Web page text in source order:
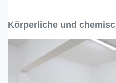
Körperliche und